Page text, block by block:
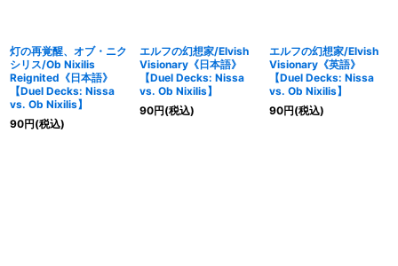
灯の再覚醒、オブ・ニク
シリス/Ob Nixilis
Reignited《日本語》
【Duel Decks: Nissa
vs. Ob Nixilis】
90円(税込)
エルフの幻想家/Elvish
Visionary《日本語》
【Duel Decks: Nissa
vs. Ob Nixilis】
90円(税込)
エルフの幻想家/Elvish
Visionary《英語》
【Duel Decks: Nissa
vs. Ob Nixilis】
90円(税込)